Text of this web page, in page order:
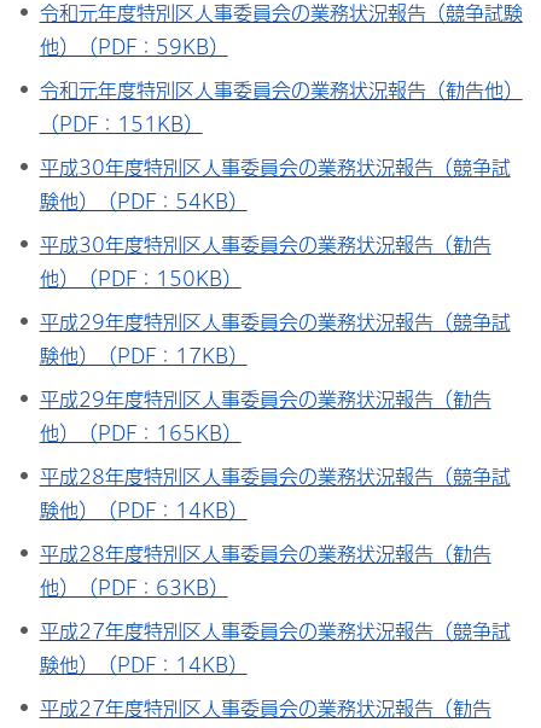
令和元年度特別区人事委員会の業務状況報告（競争試験
他）（PDF：59KB）
令和元年度特別区人事委員会の業務状況報告（勧告他）
（PDF：151KB）
平成30年度特別区人事委員会の業務状況報告（競争試
験他）（PDF：54KB）
平成30年度特別区人事委員会の業務状況報告（勧告
他）（PDF：150KB）
平成29年度特別区人事委員会の業務状況報告（競争試
験他）（PDF：17KB）
平成29年度特別区人事委員会の業務状況報告（勧告
他）（PDF：165KB）
平成28年度特別区人事委員会の業務状況報告（競争試
験他）（PDF：14KB）
平成28年度特別区人事委員会の業務状況報告（勧告
他）（PDF：63KB）
平成27年度特別区人事委員会の業務状況報告（競争試
験他）（PDF：14KB）
平成27年度特別区人事委員会の業務状況報告（勧告